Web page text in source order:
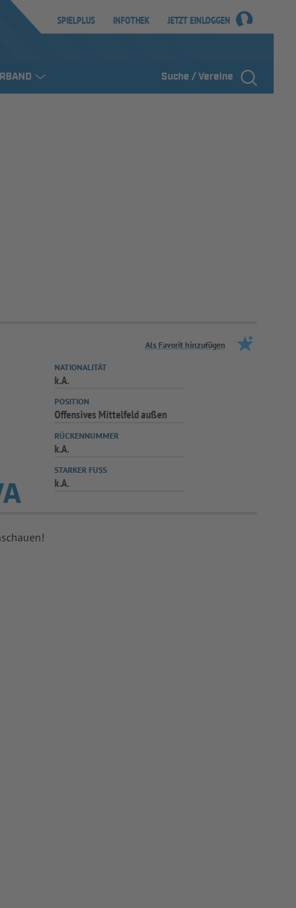
SPIELPLUS INFOTHEK JETZT EINLOGGEN
Suche / Vereine
Als Favorit hinzufügen
NATIONALITÄT
k.A.
POSITION
Offensives Mittelfeld außen
RÜCKENNUMMER
k.A.
STARKER FUSS
k.A.